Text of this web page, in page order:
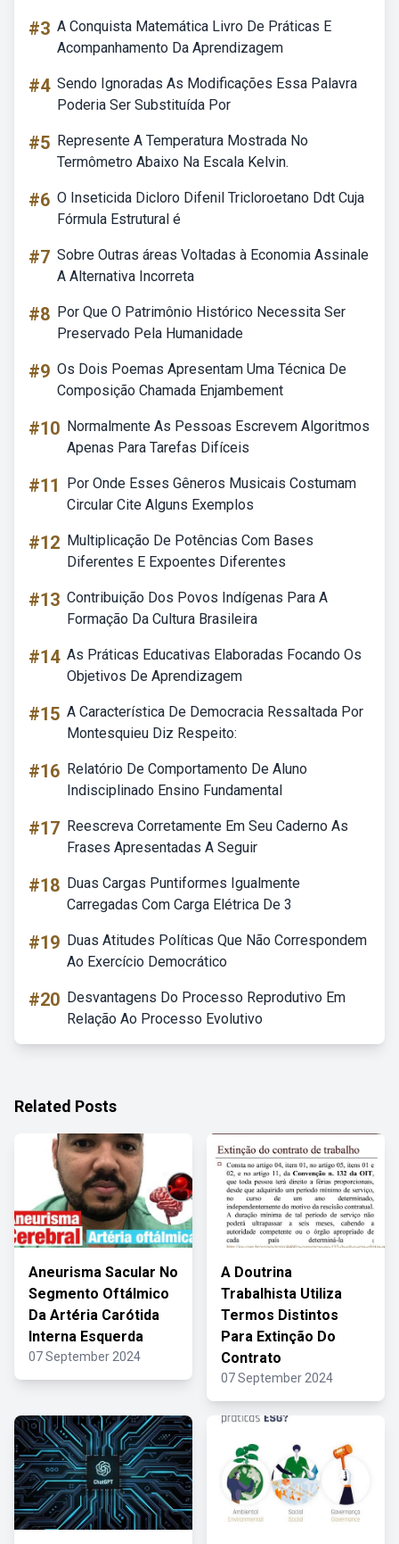
#3 A Conquista Matemática Livro De Práticas E
Acompanhamento Da Aprendizagem
#4 Sendo Ignoradas As Modificações Essa Palavra
Poderia Ser Substituída Por
#5 Represente A Temperatura Mostrada No
Termômetro Abaixo Na Escala Kelvin.
#6 O Inseticida Dicloro Difenil Tricloroetano Ddt Cuja
Fórmula Estrutural é
#7 Sobre Outras áreas Voltadas à Economia Assinale
A Alternativa Incorreta
#8 Por Que O Patrimônio Histórico Necessita Ser
Preservado Pela Humanidade
#9 Os Dois Poemas Apresentam Uma Técnica De
Composição Chamada Enjambement
#10 Normalmente As Pessoas Escrevem Algoritmos
Apenas Para Tarefas Difíceis
#11
Por Onde Esses Gêneros Musicais Costumam
Circular Cite Alguns Exemplos
#12 Multiplicação De Potências Com Bases
Diferentes E Expoentes Diferentes
#13 Contribuição Dos Povos Indígenas Para A
Formação Da Cultura Brasileira
#14 As Práticas Educativas Elaboradas Focando Os
Objetivos De Aprendizagem
#15 A Característica De Democracia Ressaltada Por
Montesquieu Diz Respeito:
#16 Relatório De Comportamento De Aluno
Indisciplinado Ensino Fundamental
#17 Reescreva Corretamente Em Seu Caderno As
Frases Apresentadas A Seguir
#18 Duas Cargas Puntiformes Igualmente
Carregadas Com Carga Elétrica De 3
#19 Duas Atitudes Políticas Que Não Correspondem
Ao Exercício Democrático
#20 Desvantagens Do Processo Reprodutivo Em
Relação Ao Processo Evolutivo
Related Posts
Aneurisma Sacular No
Segmento Oftálmico
Da Artéria Carótida
Interna Esquerda
07 September 2024
A Doutrina
Trabalhista Utiliza
Termos Distintos
Para Extinção Do
Contrato
07 September 2024